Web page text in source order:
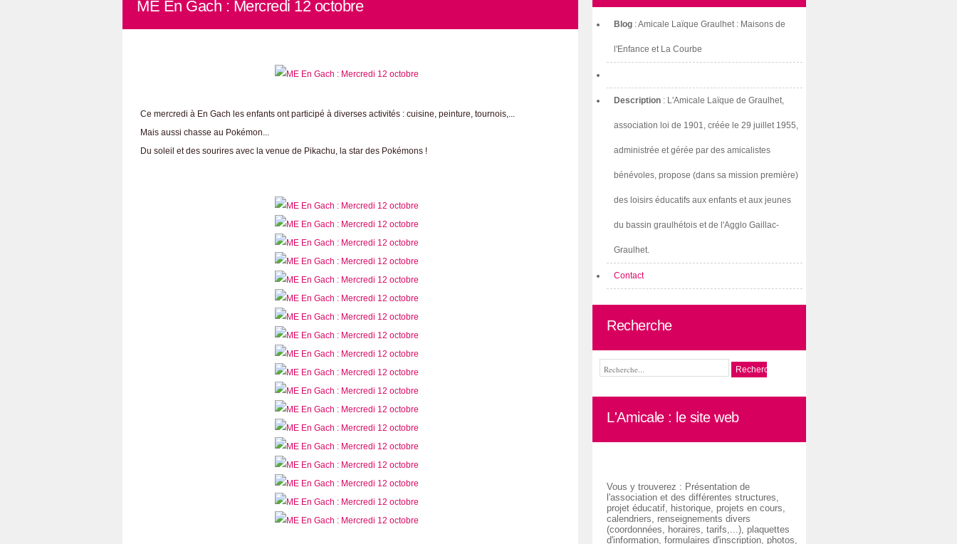
ME En Gach : Mercredi 12 octobre
Ce mercredi à En Gach les enfants ont participé à diverses activités : cuisine, peinture, tournois,...
Mais aussi chasse au Pokémon...
Du soleil et des sourires avec la venue de Pikachu, la star des Pokémons !
Blog : Amicale Laïque Graulhet : Maisons de
l'Enfance et La Courbe
Description : L'Amicale Laïque de Graulhet,
association loi de 1901, créée le 29 juillet 1955,
administrée et gérée par des amicalistes
bénévoles, propose (dans sa mission première)
des loisirs éducatifs aux enfants et aux jeunes
du bassin graulhétois et de l'Agglo Gaillac-
Graulhet.
Contact
Recherche
L'Amicale : le site web
Vous y trouverez : Présentation de
l'association et des différentes structures,
projet éducatif, historique, projets en cours,
calendriers, renseignements divers
(coordonnées, horaires, tarifs,...), plaquettes
d'information, formulaires d'inscription, photos,